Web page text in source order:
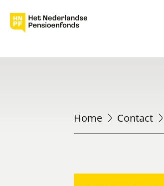
Home Contact